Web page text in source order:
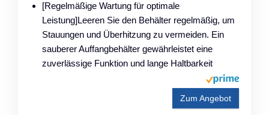
[Regelmäßige Wartung für optimale
Leistung]Leeren Sie den Behälter regelmäßig, um
Stauungen und Überhitzung zu vermeiden. Ein
sauberer Auffangbehälter gewährleistet eine
zuverlässige Funktion und lange Haltbarkeit
Zum Angebot